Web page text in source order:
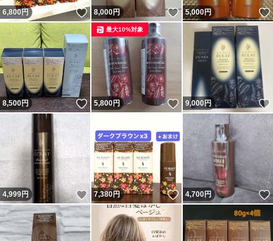
6,800 円 いいね！
8,000円 いいね！
5,000円
8,500円 いいね！
5,800円 いいね！
最大10%対象
9,000円
4,999円 いいね！
7,380円 いいね！
4,700円